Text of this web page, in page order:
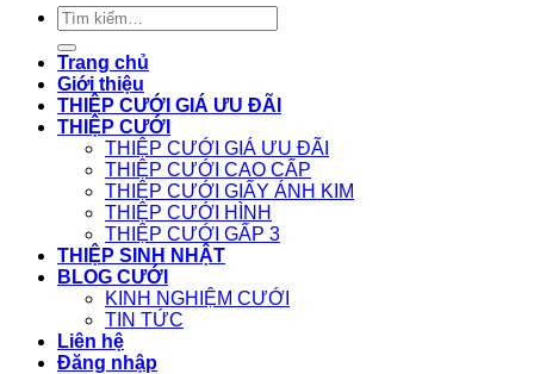
Tìm
kiếm:
Trang chủ
Giới thiệu
THIỆP CƯỚI GIÁ ƯU ĐÃI
THIỆP CƯỚI
THIỆP CƯỚI GIÁ ƯU ĐÃI
THIỆP CƯỚI CAO CẤP
THIỆP CƯỚI GIẤY ÁNH KIM
THIỆP CƯỚI HÌNH
THIỆP CƯỚI GẤP 3
THIỆP SINH NHẬT
BLOG CƯỚI
KINH NGHIỆM CƯỚI
TIN TỨC
Liên hệ
Đăng nhập